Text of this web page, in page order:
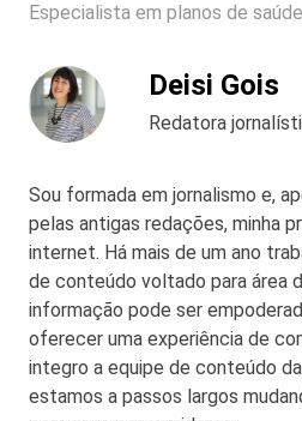
Especialista em planos de saúde
Deisi Gois
Redatora
Sou formada em jornalismo e,
pelas antigas redações, minha
internet. Há mais de um ano
de conteúdo voltado para área
informação pode ser
oferecer uma experiência de
integro a equipe de conteúdo
estamos a passos largos